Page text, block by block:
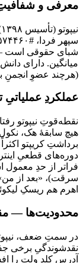
معرفی و شفافیتِ
شبای حقوقی است —
میانگین. دارای
(هرچند عضوِ انجمنِ
عملکردِ عملیاتیِ
نقطه‌قوتِ نیپوتو
هیچ سابقهٔ هک،
دوره‌های قطعیِ
اهرم هم ریسکِ
محدودیت‌ها —
نقدشوندگیِ برخی
آدرسِ کلد ولت را